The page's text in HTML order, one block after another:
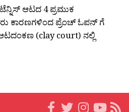
ಆಟದ 4 ಪ್ರಮುಕ
ಕಾರಣಗಳಿಂದ ಪ್ರೆಂಚ್ ಓಪನ್ ಗೆ
(clay court) ನಲ್ಲಿ